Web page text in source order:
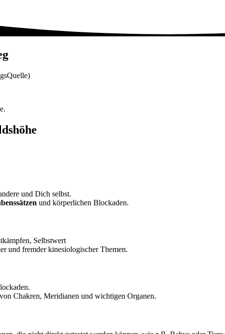
und Dich selbst.
und körperlichen Blockaden.
Selbstwert
und fremder kinesiologischer Themen.
Chakren, Meridianen und wichtigen Organen.